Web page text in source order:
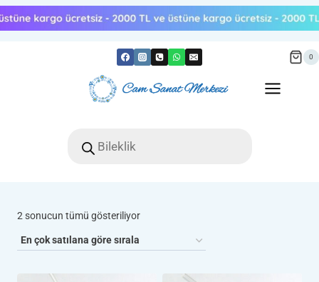
Skip
to
0
search
2 sonucun tümü gösteriliyorPopülerliğe